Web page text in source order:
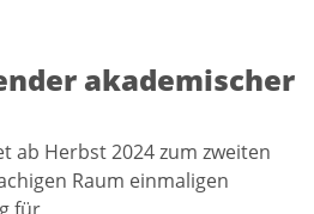
akademischer
ab Herbst 2024 zum zweiten
Raum einmaligen